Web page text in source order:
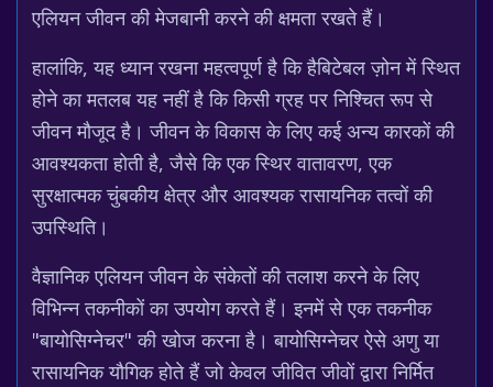
एलियन जीवन की मेजबानी करने की क्षमता रखते हैं।
हालांकि, यह ध्यान रखना महत्वपूर्ण है कि हैबिटेबल ज़ोन में स्थित
होने का मतलब यह नहीं है कि किसी ग्रह पर निश्चित रूप से
जीवन मौजूद है। जीवन के विकास के लिए कई अन्य कारकों की
आवश्यकता होती है, जैसे कि एक स्थिर वातावरण, एक
सुरक्षात्मक चुंबकीय क्षेत्र और आवश्यक रासायनिक तत्वों की
उपस्थिति।
वैज्ञानिक एलियन जीवन के संकेतों की तलाश करने के लिए
विभिन्न तकनीकों का उपयोग करते हैं। इनमें से एक तकनीक
"बायोसिग्नेचर" की खोज करना है। बायोसिग्नेचर ऐसे अणु या
रासायनिक यौगिक होते हैं जो केवल जीवित जीवों द्वारा निर्मित